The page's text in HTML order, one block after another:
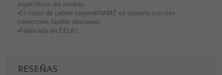
específicos del modelo.
•El mazo de cables Legend/NAMZ se conecta con tres
conectores fáciles alemanes.
•Fabricado en EEUU.
RESEÑAS